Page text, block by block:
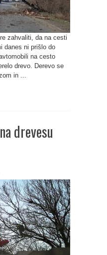
zahvaliti, da na cesti
danes ni prišlo do
na cesto
drevo. Derevo se
in ...
drevesu